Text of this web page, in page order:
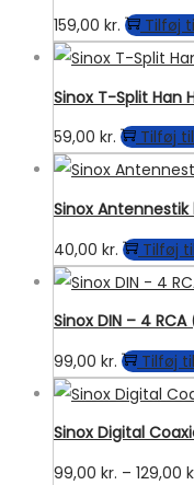
159,00 kr. Tilføj
Sinox T-Split Han
59,00 kr. Tilføj
Sinox Antennestik
40,00 kr. Tilføj
Sinox DIN – 4
99,00 kr. Tilføj
Sinox Digital
99,00 kr. – 129,00